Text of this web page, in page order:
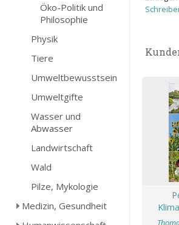
Öko-Politik und
Philosophie
Physik
Tiere
Umweltbewusstsein
Umweltgifte
Wasser und
Abwasser
Landwirtschaft
Wald
Pilze, Mykologie
Medizin, Gesundheit